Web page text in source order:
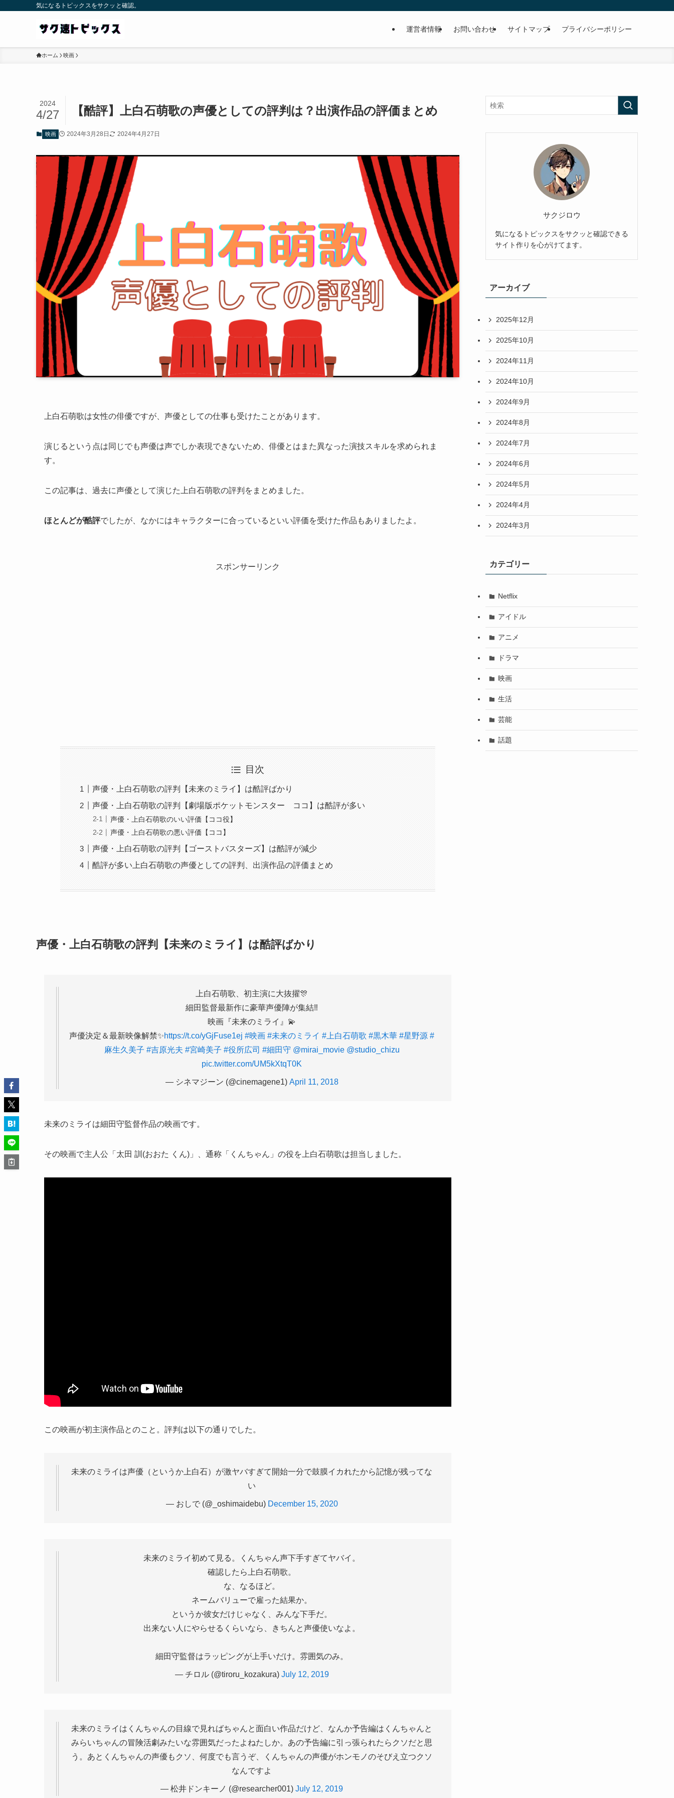
気になるトピックスをサクッと確認。
運営者情報 お問い合わせ サイトマップ プライバシーポリシー
ホーム 映画
【酷評】上白石萌歌の声優としての評判は？出演作品の評価まとめ
2024
4/27
映画 2024年3月28日 2024年4月27日
上白石萌歌は女性の俳優ですが、声優としての仕事も受けたことがあります。
演じるという点は同じでも声優は声でしか表現できないため、俳優とはまた異なった演技スキルを求められま
す。
この記事は、過去に声優として演じた上白石萌歌の評判をまとめました。
ほとんどが酷評でしたが、なかにはキャラクターに合っているといい評価を受けた作品もありましたよ。
スポンサーリンク
目次
声優・上白石萌歌の評判【未来のミライ】は酷評ばかり
声優・上白石萌歌の評判【劇場版ポケットモンスター ココ】は酷評が多い
声優・上白石萌歌のいい評価【ココ役】
声優・上白石萌歌の悪い評価【ココ】
声優・上白石萌歌の評判【ゴーストバスターズ】は酷評が減少
酷評が多い上白石萌歌の声優としての評判、出演作品の評価まとめ
声優・上白石萌歌の評判【未来のミライ】は酷評ばかり
上白石萌歌、初主演に大抜擢🎊
細田監督最新作に豪華声優陣が集結‼️
映画『未来のミライ』💫
声優決定＆最新映像解禁✨https://t.co/yGjFuse1ej #映画 #未来のミライ #上白石萌歌 #黒木華 #星野源 #
麻生久美子 #吉原光夫 #宮崎美子 #役所広司 #細田守 @mirai_movie @studio_chizu
pic.twitter.com/UM5kXtqT0K
— シネマジーン (@cinemagene1) April 11, 2018
未来のミライは細田守監督作品の映画です。
その映画で主人公「太田 訓(おおた くん)」、通称「くんちゃん」の役を上白石萌歌は担当しました。
この映画が初主演作品とのこと。評判は以下の通りでした。
未来のミライは声優（というか上白石）が激ヤバすぎて開始一分で鼓膜イカれたから記憶が残ってな
い
— おしで (@_oshimaidebu) December 15, 2020
未来のミライ初めて見る。くんちゃん声下手すぎてヤバイ。
確認したら上白石萌歌。
な、なるほど。
ネームバリューで雇った結果か。
というか彼女だけじゃなく、みんな下手だ。
出来ない人にやらせるくらいなら、きちんと声優使いなよ。
細田守監督はラッピングが上手いだけ。雰囲気のみ。
— チロル (@tiroru_kozakura) July 12, 2019
未来のミライはくんちゃんの目線で見ればちゃんと面白い作品だけど、なんか予告編はくんちゃんと
みらいちゃんの冒険活劇みたいな雰囲気だったよねたしか。あの予告編に引っ張られたらクソだと思
う。あとくんちゃんの声優もクソ、何度でも言うぞ、くんちゃんの声優がホンモノのそびえ立つクソ
なんですよ
— 松井ドンキーノ (@researcher001) July 12, 2019
サクジロウ
気になるトピックスをサクッと確認できる
サイト作りを心がけてます。
アーカイブ
2025年12月
2025年10月
2024年11月
2024年10月
2024年9月
2024年8月
2024年7月
2024年6月
2024年5月
2024年4月
2024年3月
カテゴリー
Netflix
アイドル
アニメ
ドラマ
映画
生活
芸能
話題